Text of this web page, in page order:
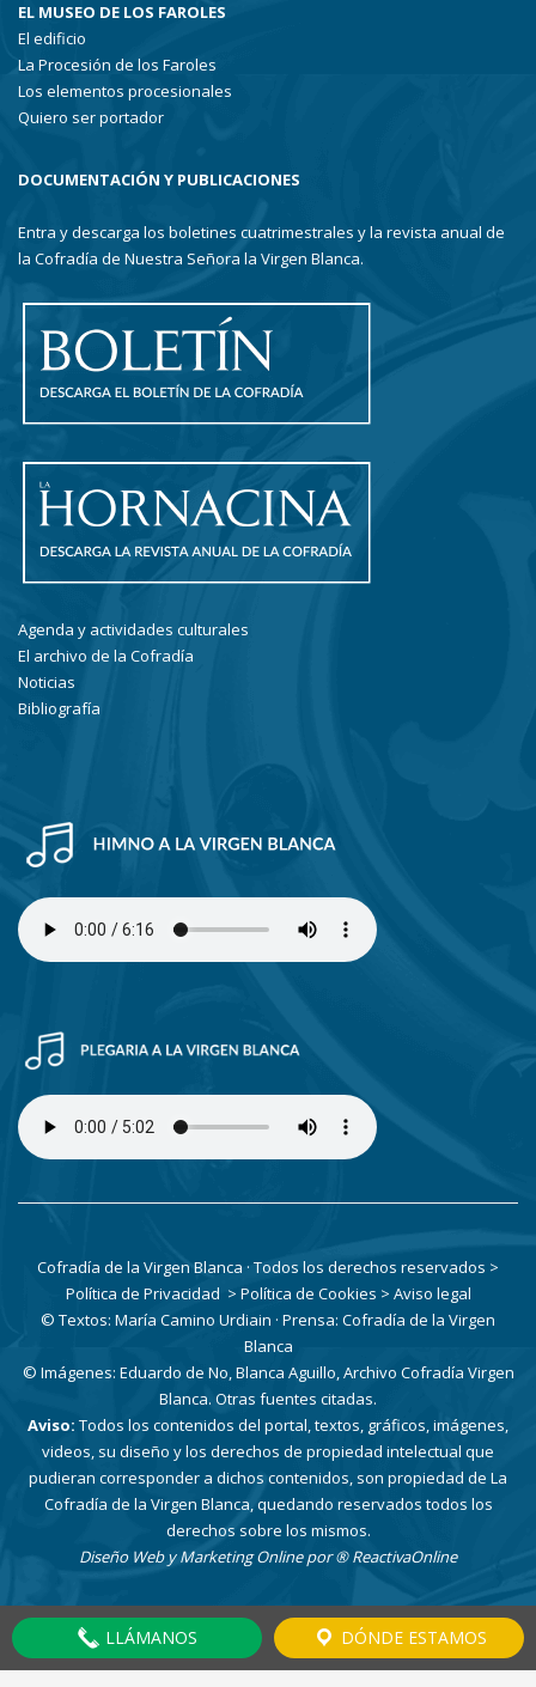
EL MUSEO DE LOS FAROLES
El edificio
La Procesión de los Faroles
Los elementos procesionales
Quiero ser portador
DOCUMENTACIÓN Y PUBLICACIONES
Entra y descarga los boletines cuatrimestrales y la revista anual de
la Cofradía de Nuestra Señora la Virgen Blanca.
Agenda y actividades culturales
El archivo de la Cofradía
Noticias
Bibliografía
Cofradía de la Virgen Blanca · Todos los derechos reservados >
Política de Privacidad > Política de Cookies > Aviso legal
© Textos: María Camino Urdiain · Prensa: Cofradía de la Virgen
Blanca
© Imágenes: Eduardo de No, Blanca Aguillo, Archivo Cofradía Virgen
Blanca. Otras fuentes citadas.
Aviso: Todos los contenidos del portal, textos, gráficos, imágenes,
videos, su diseño y los derechos de propiedad intelectual que
pudieran corresponder a dichos contenidos, son propiedad de La
Cofradía de la Virgen Blanca, quedando reservados todos los
derechos sobre los mismos.
Diseño Web y Marketing Online por® ReactivaOnline
LLÁMANOS DÓNDE ESTAMOS